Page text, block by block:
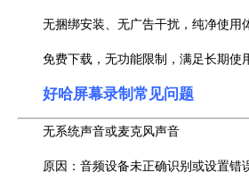
无捆绑安装、无广告干扰，纯净使用
免费下载，无功能限制，满足长期使
好哈屏幕录制常见问题
无系统声音或麦克风声音
原因：音频设备未正确识别或设置错误